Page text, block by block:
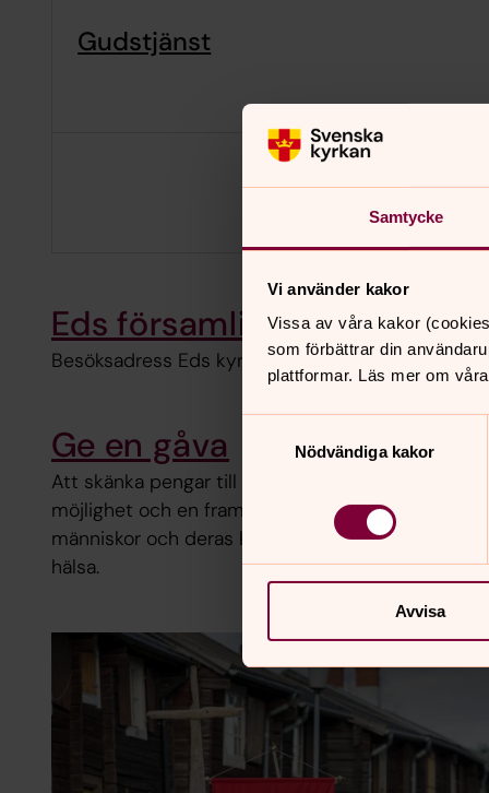
Samtycke
Vi använder kakor
Vissa av våra kakor
som förbättrar din
plattformar. Läs mer om
Nödvändiga kakor
Avvisa
Gudstjänst
Eds församling
Besöksadress Eds kyrkväg 2
Ge en gåva
Att skänka pengar till välgörenhet är att ge en
möjlighet och en framtid. Act Svenska kyrkan
människor och deras kamp för mat, försörjning,
hälsa.